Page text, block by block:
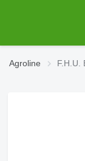
Agroline F.H.U.